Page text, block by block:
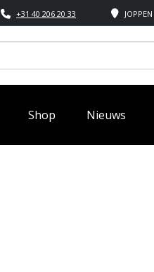
+31 40 206 20 33
Shop Nieuws